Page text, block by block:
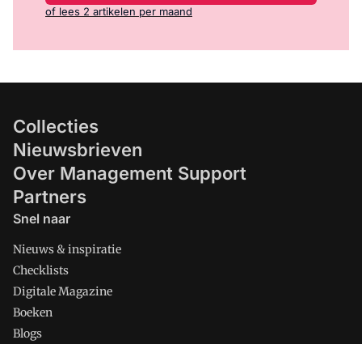
of lees 2 artikelen per maand
Collecties
Nieuwsbrieven
Over Management Support
Partners
Snel naar
Nieuws & inspiratie
Checklists
Digitale Magazine
Boeken
Blogs